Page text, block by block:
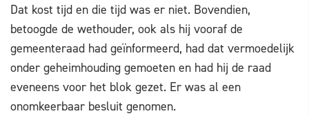
Dat kost tijd en die tijd was er niet. Bovendien,
betoogde de wethouder, ook als hij vooraf de
gemeenteraad had geïnformeerd, had dat vermoedelijk
onder geheimhouding gemoeten en had hij de raad
eveneens voor het blok gezet. Er was al een
onomkeerbaar besluit genomen.